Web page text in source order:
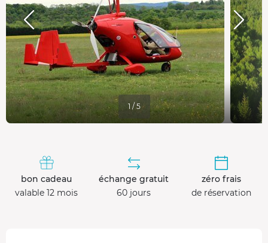
1 / 5
bon cadeau
valable 12 mois
échange gratuit
60 jours
zéro frais
de réservation